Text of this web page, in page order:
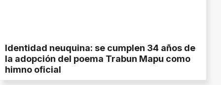
Identidad neuquina: se cumplen 34 años de
la adopción del poema Trabun Mapu como
himno oficial